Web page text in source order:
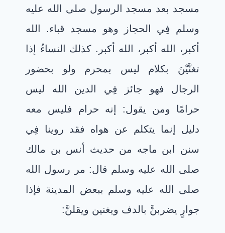
مسجد بعد مسجد الرسول صلى الله عليه
وسلم فِي الحجاز وهو مسجد قباء. الله
أكبر، الله أكبر، الله أكبر. كذلك النساءُ إذا
تغنَّيْنَ بكلام ليس بمحرم ولو بحضور
الرجال فهو جائز فِي الدين الله ليس
حرامًا ومن يقول: إنه حرام فليس معه
دليل إنما يتكلم عن هواه فقد روينا فِي
سنن ابن ماجه من حديث أنس بن مالك
صلى الله عليه وسلم قال: مر رسول الله
صلى الله عليه وسلم ببعض المدينة فإذا
جوارٍ يضربنَّ بالدف ويغنين ويقلنَّ: